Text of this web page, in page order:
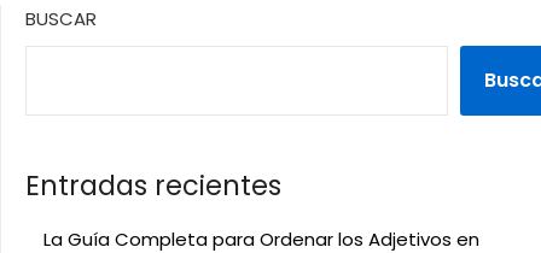
BUSCAR
Entradas recientes
La Guía Completa para Ordenar los Adjetivos en